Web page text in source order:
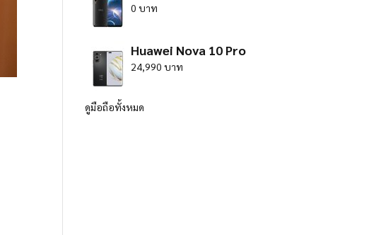
0 บาท
Huawei Nova 10 Pro
24,990 บาท
ดูมือถือทั้งหมด